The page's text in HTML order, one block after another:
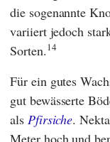
die sogenannte
variiert jedoch
Sorten.14
Für ein gutes
gut bewässerte
als Pfirsiche.